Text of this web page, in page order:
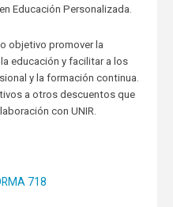
Educación Personalizada.
objetivo promover la
educación y facilitar a los
y la formación continua.
a otros descuentos que
con UNIR.
718